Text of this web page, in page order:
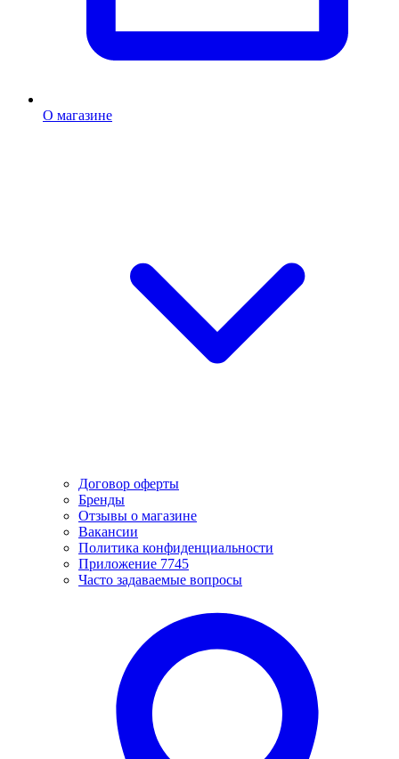
О магазине
Договор оферты
Бренды
Отзывы о магазине
Вакансии
Политика конфиденциальности
Приложение 7745
Часто задаваемые вопросы